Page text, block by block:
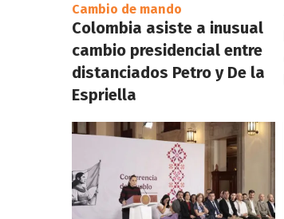
Cambio de mando
Colombia asiste a inusual
cambio presidencial entre
distanciados Petro y De la
Espriella